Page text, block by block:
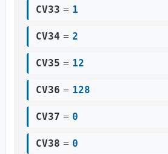
CV33 = 1
CV34 = 2
CV35 = 12
CV36 = 128
CV37 = 0
CV38 = 0